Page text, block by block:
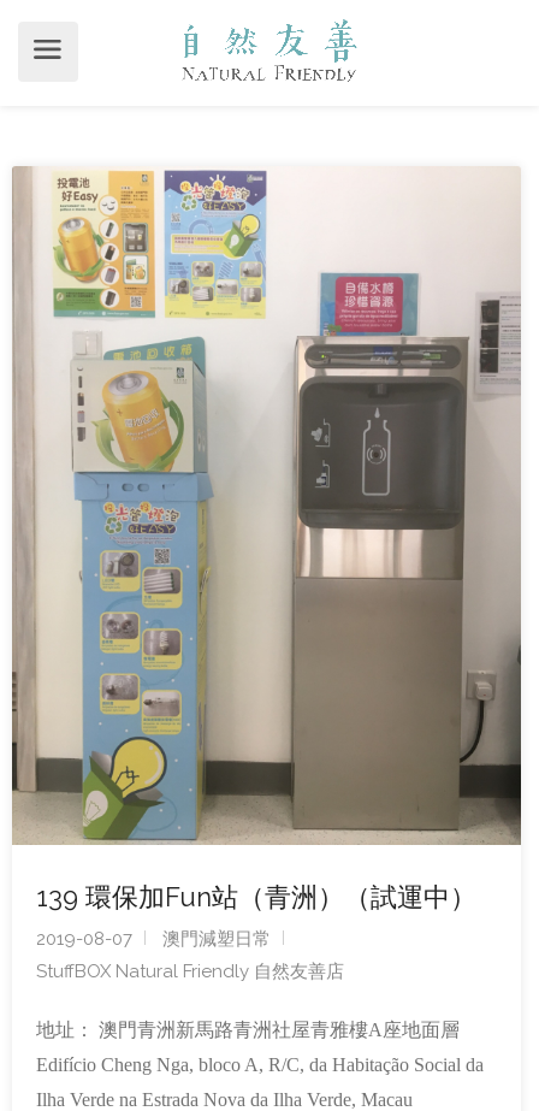
139 環保加Fun站（青洲）（試運中）
2019-08-07
澳門減塑日常
StuffBOX Natural Friendly 自然友善店
地址： 澳門青洲新馬路青洲社屋青雅樓A座地面層
Edifício Cheng Nga, bloco A, R/C, da Habitação Social da
Ilha Verde na Estrada Nova da Ilha Verde, Macau